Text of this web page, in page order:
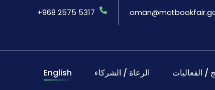
+968 2575 5317
/ الفعاليات الرعاة / الشركاء English